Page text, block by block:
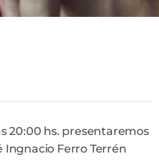
20:00 hs. presentaremos
Ingnacio Ferro Terrén